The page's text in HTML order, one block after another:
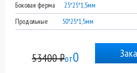
Боковая ферма
25*25*1,5мм
Продольные
50*25*1,5мм
53400 ₽от0